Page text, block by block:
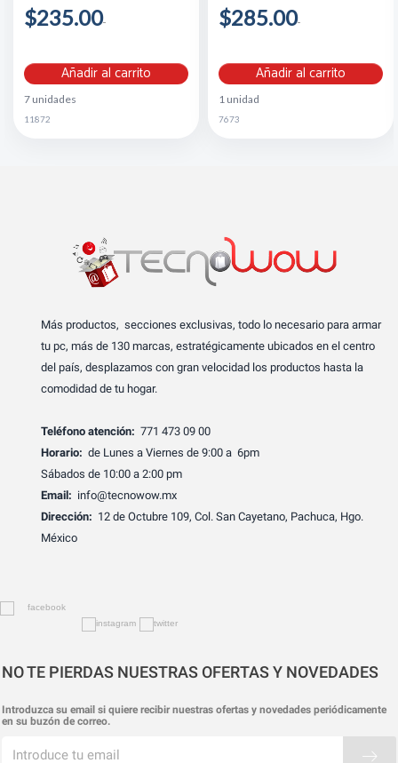
$235.00
Añadir al carrito
7 unidades
11872
$285.00
Añadir al carrito
1 unidad
7673
Más productos, secciones exclusivas, todo lo necesario para armar
tu pc, más de 130 marcas, estratégicamente ubicados en el centro
del país, desplazamos con gran velocidad los productos hasta la
comodidad de tu hogar.
Teléfono atención: 771 473 09 00
Horario: de Lunes a Viernes de 9:00 a 6pm
Sábados de 10:00 a 2:00 pm
Email: info@tecnowow.mx
Dirección: 12 de Octubre 109, Col. San Cayetano, Pachuca, Hgo.
México
NO TE PIERDAS NUESTRAS OFERTAS Y NOVEDADES
Introduzca su email si quiere recibir nuestras ofertas y novedades periódicamente
en su buzón de correo.